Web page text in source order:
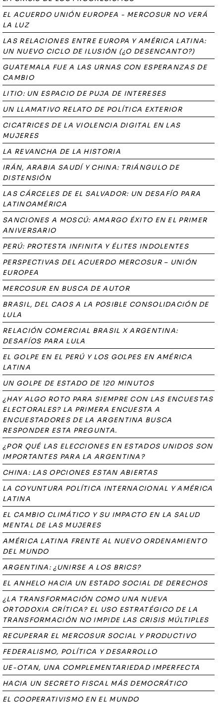
EL ACUERDO UNIÓN EUROPEA - MERCOSUR NO VERÁ
LA LUZ
LAS RELACIONES ENTRE EUROPA Y AMÉRICA LATINA:
UN NUEVO CICLO DE ILUSIÓN (¿O DESENCANTO?)
GUATEMALA FUE A LAS URNAS CON ESPERANZAS DE
CAMBIO
LITIO: UN ESPACIO DE PUJA DE INTERESES
UN LLAMATIVO RELATO DE POLÍTICA EXTERIOR
CICATRICES DE LA VIOLENCIA DIGITAL EN LAS
MUJERES
LA REVANCHA DE LA HISTORIA
IRÁN, ARABIA SAUDÍ Y CHINA: TRIÁNGULO DE
DISTENSIÓN
LAS CÁRCELES DE EL SALVADOR: UN DESAFÍO PARA
LATINOAMÉRICA
SANCIONES A MOSCÚ: AMARGO ÉXITO EN EL PRIMER
ANIVERSARIO
PERÚ: PROTESTA INFINITA Y ÉLITES INDOLENTES
PERSPECTIVAS DEL ACUERDO MERCOSUR – UNIÓN
EUROPEA
MERCOSUR EN BUSCA DE AUTOR
BRASIL, DEL CAOS A LA POSIBLE CONSOLIDACIÓN DE
LULA
RELACIÓN COMERCIAL BRASIL X ARGENTINA:
DESAFÍOS PARA LULA
EL GOLPE EN EL PERÚ Y LOS GOLPES EN AMÉRICA
LATINA
UN GOLPE DE ESTADO DE 120 MINUTOS
¿HAY ALGO ROTO PARA SIEMPRE CON LAS ENCUESTAS
ELECTORALES? LA PRIMERA ENCUESTA A
ENCUESTADORES DE LA ARGENTINA BUSCA
RESPONDER ESTA PREGUNTA.
¿POR QUÉ LAS ELECCIONES EN ESTADOS UNIDOS SON
IMPORTANTES PARA LA ARGENTINA?
CHINA: LAS OPCIONES ESTAN ABIERTAS
LA COYUNTURA POLÍTICA INTERNACIONAL Y AMÉRICA
LATINA
EL CAMBIO CLIMÁTICO Y SU IMPACTO EN LA SALUD
MENTAL DE LAS MUJERES
AMÉRICA LATINA FRENTE AL NUEVO ORDENAMIENTO
DEL MUNDO
ARGENTINA: ¿UNIRSE A LOS BRICS?
EL ANHELO HACIA UN ESTADO SOCIAL DE DERECHOS
¿LA TRANSFORMACIÓN COMO UNA NUEVA
ORTODOXIA CRÍTICA? EL USO ESTRATÉGICO DE LA
TRANSFORMACIÓN NO IMPIDE LAS CRISIS MÚLTIPLES
RECUPERAR EL MERCOSUR SOCIAL Y PRODUCTIVO
FEDERALISMO, POLÍTICA Y DESARROLLO
UE-OTAN, UNA COMPLEMENTARIEDAD IMPERFECTA
HACIA UN SECRETO FISCAL MÁS DEMOCRÁTICO
EL COOPERATIVISMO EN EL MUNDO